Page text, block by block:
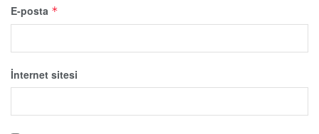
E-posta *
İnternet sitesi